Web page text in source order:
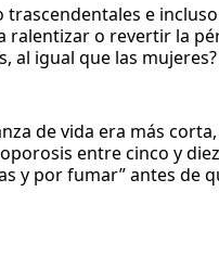
e
o revertir la
igual que las
de vida era más
entre cinco y
y por fumar” antes de